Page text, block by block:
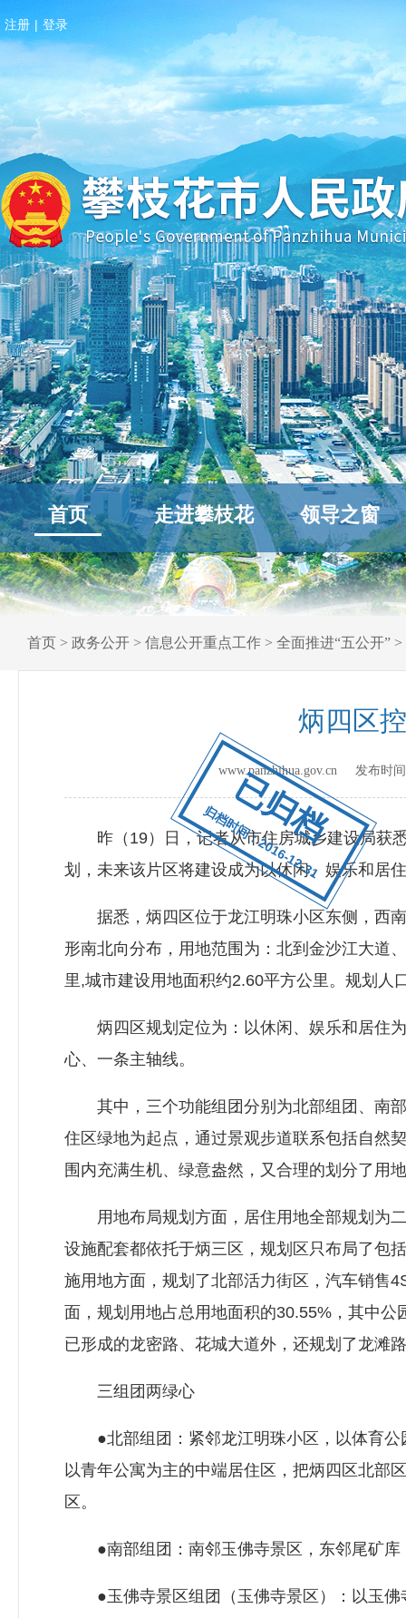
已归档
归档时间：2016-12-31
注册 | 登录
首页 走进攀枝花 领导之窗
首页 > 政务公开 > 信息公开重点工作 > 全面推进“五公开” >
炳四区
www.panzhihua.gov.cn 发布时
昨（19）日，记者从市住房城乡建设局获悉
划，未来该片区将建设成为以休闲、娱乐和居
据悉，炳四区位于龙江明珠小区东侧，西南
形南北向分布，用地范围为：北到金沙江大道
里,城市建设用地面积约2.60平方公里。规划人
炳四区规划定位为：以休闲、娱乐和居住为
心、一条主轴线。
其中，三个功能组团分别为北部组团、南部
住区绿地为起点，通过景观步道联系包括自然
围内充满生机、绿意盎然，又合理的划分了用
用地布局规划方面，居住用地全部规划为二
设施配套都依托于炳三区，规划区只布局了包
施用地方面，规划了北部活力街区，汽车销售
面，规划用地占总用地面积的30.55%，其中
已形成的龙密路、花城大道外，还规划了龙滩
三组团两绿心
●北部组团：紧邻龙江明珠小区，以体育公
以青年公寓为主的中端居住区，把炳四区北部
区。
●南部组团：南邻玉佛寺景区，东邻尾矿库
●玉佛寺景区组团（玉佛寺景区）：以玉佛